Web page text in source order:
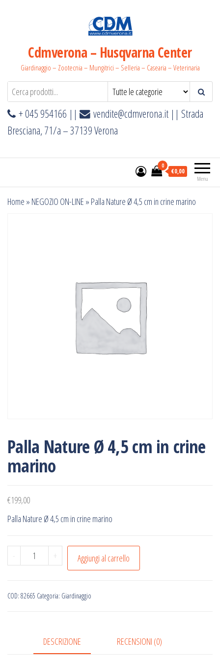
Cdmverona – Husqvarna Center
Giardinaggio – Zootecnia – Mungitrici – Selleria – Casearia – Veterinaria
+ 045 954166 || vendite@cdmverona.it || Strada
Bresciana, 71/a – 37139 Verona
Menu
0
€0,00
Home » NEGOZIO ON-LINE » Palla Nature Ø 4,5 cm in crine marino
Palla Nature Ø 4,5 cm in crine
marino
€199,00
Palla Nature Ø 4,5 cm in crine marino
-
Palla
Nature
4,5
marino
+ Aggiungi al carrello
COD: 82665 Categoria: Giardinaggio
DESCRIZIONE RECENSIONI (0)